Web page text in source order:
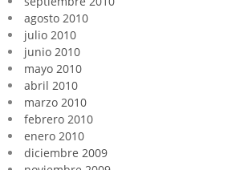
agosto 2010
julio 2010
junio 2010
mayo 2010
abril 2010
marzo 2010
febrero 2010
enero 2010
diciembre 2009